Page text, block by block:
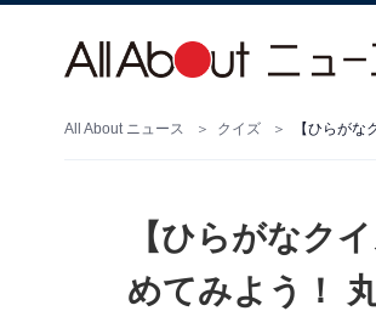
All About ニュース クイズ 【ひらが
【ひらがなク
めてみよう！